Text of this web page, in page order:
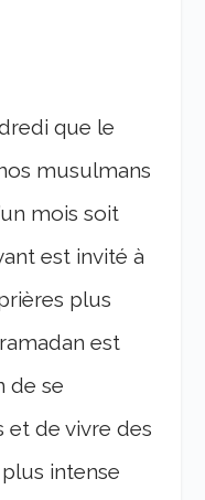
que le
musulmans
mois soit
est invité à
plus
est
de se
et de vivre des
intense